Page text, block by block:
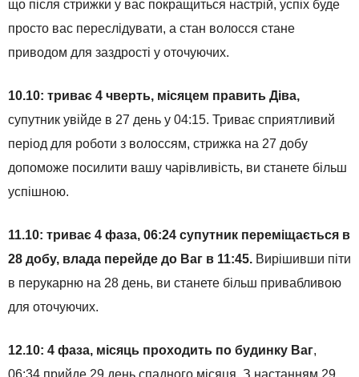
що після стрижки у вас покращиться настрій, успіх буде
просто вас переслідувати, а стан волосся стане
приводом для заздрості у оточуючих.
10.10: триває 4 чверть, місяцем править Діва,
супутник увійде в 27 день у 04:15. Триває сприятливий
період для роботи з волоссям, стрижка на 27 добу
допоможе посилити вашу чарівливість, ви станете більш
успішною.
11.10: триває 4 фаза, 06:24 супутник переміщається в
28 добу, влада перейде до Ваг в 11:45. Вирішивши піти
в перукарню на 28 день, ви станете більш привабливою
для оточуючих.
12.10: 4 фаза, місяць проходить по будинку Ваг,
06:34 прийде 29 день спадного місяця. З настанням 29